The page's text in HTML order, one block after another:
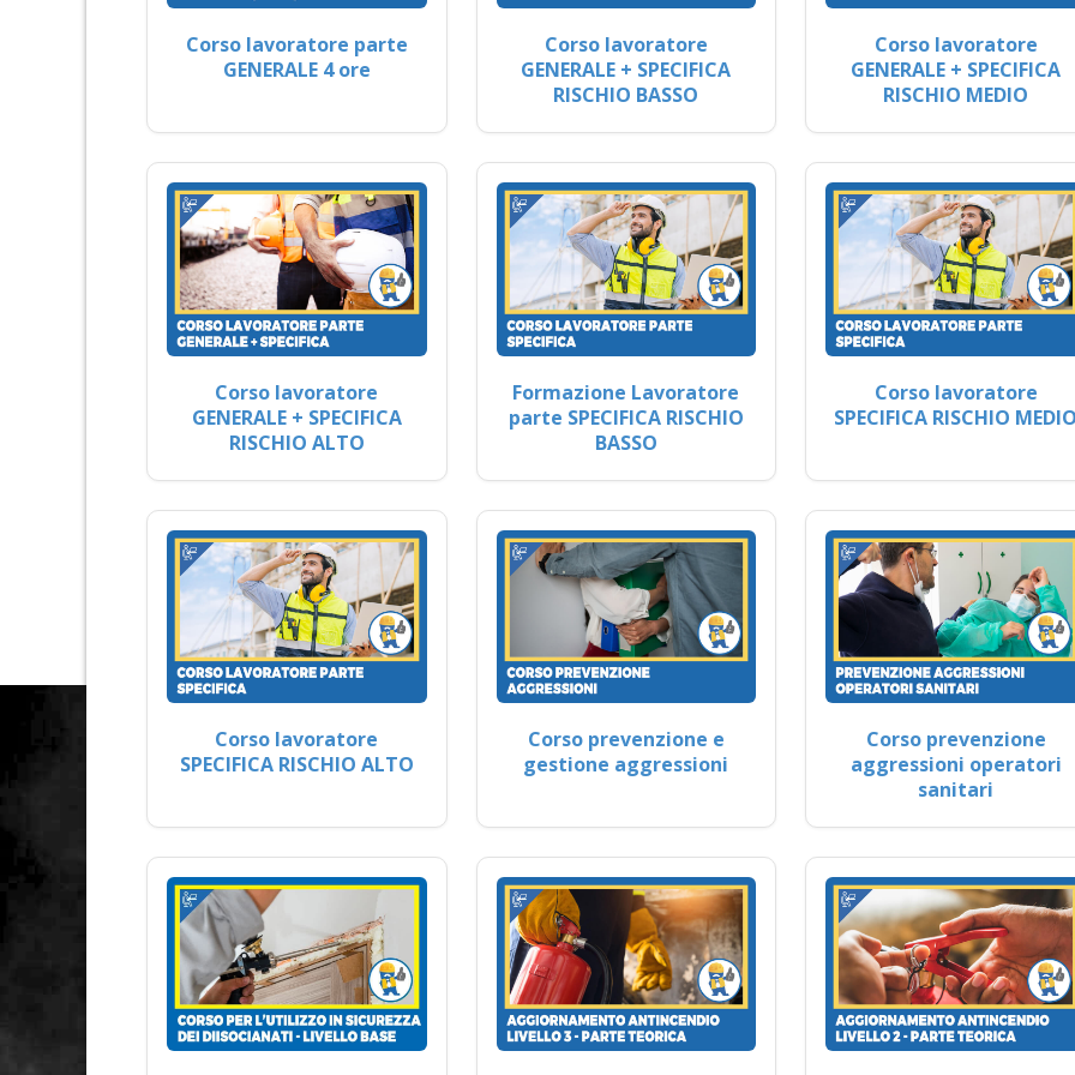
Corso lavoratore parte
GENERALE 4 ore
Corso lavoratore
GENERALE + SPECIFICA
RISCHIO BASSO
Corso lavoratore
GENERALE + SPECIFICA
RISCHIO MEDIO
Corso lavoratore
GENERALE + SPECIFICA
RISCHIO ALTO
Formazione Lavoratore
parte SPECIFICA RISCHIO
BASSO
Corso lavoratore
SPECIFICA RISCHIO
Corso lavoratore
SPECIFICA RISCHIO ALTO
Corso prevenzione e
gestione aggressioni
Corso prevenzione
aggressioni operatori
sanitari